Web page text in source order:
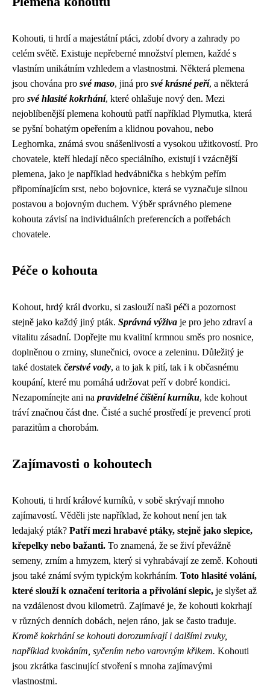
Kohouti, ti hrdí a majestátní ptáci, zdobí dvory a zahrady po
celém světě. Existuje nepřeberné množství plemen, každé s
vlastním unikátním vzhledem a vlastnostmi. Některá plemena
jsou chována pro své maso, jiná pro své krásné peří, a některá
pro své hlasité kokrhání, které ohlašuje nový den. Mezi
nejoblíbenější plemena kohoutů patří například Plymutka, která
se pyšní bohatým opeřením a klidnou povahou, nebo
Leghornka, známá svou snášenlivostí a vysokou užitkovostí. Pro
chovatele, kteří hledají něco speciálního, existují i vzácnější
plemena, jako je například hedvábnička s hebkým peřím
připomínajícím srst, nebo bojovnice, která se vyznačuje silnou
postavou a bojovným duchem. Výběr správného plemene
kohouta závisí na individuálních preferencích a potřebách
chovatele.
Péče o kohouta
Kohout, hrdý král dvorku, si zaslouží naši péči a pozornost
stejně jako každý jiný pták. Správná výživa je pro jeho zdraví a
vitalitu zásadní. Dopřejte mu kvalitní krmnou směs pro nosnice,
doplněnou o zrniny, slunečnici, ovoce a zeleninu. Důležitý je
také dostatek čerstvé vody, a to jak k pití, tak i k občasnému
koupání, které mu pomáhá udržovat peří v dobré kondici.
Nezapomínejte ani na pravidelné čištění kurníku, kde kohout
tráví značnou část dne. Čisté a suché prostředí je prevencí proti
parazitům a chorobám.
Zajímavosti o kohoutech
Kohouti, ti hrdí králové kurníků, v sobě skrývají mnoho
zajímavostí. Věděli jste například, že kohout není jen tak
ledajaký pták? Patří mezi hrabavé ptáky, stejně jako slepice,
křepelky nebo bažanti. To znamená, že se živí převážně
semeny, zrním a hmyzem, který si vyhrabávají ze země. Kohouti
jsou také známí svým typickým kokrháním. Toto hlasité volání,
které slouží k označení teritoria a přivolání slepic, je slyšet až
na vzdálenost dvou kilometrů. Zajímavé je, že kohouti kokrhají
v různých denních dobách, nejen ráno, jak se často traduje.
Kromě kokrhání se kohouti dorozumívají i dalšími zvuky,
například kvokáním, syčením nebo varovným křikem. Kohouti
jsou zkrátka fascinující stvoření s mnoha zajímavými
vlastnostmi.